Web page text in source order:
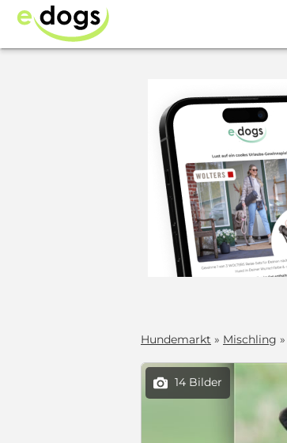
Hundemarkt » Mischling
 14 Bilder